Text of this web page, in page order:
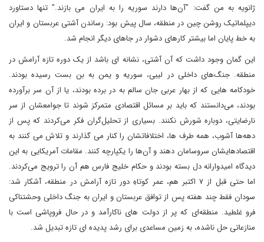
ژانویه به من گفت: "آن‌ها دارند سوریه را به ایران می بازند." تنها دستاورد
دیپلماتیک روشن چین در منطقه، سال پیش بود: رساندن آشتی عربستان و ایران
به خط پایان اما بیشتر کارهای دشوار در جاهای دیگر انجام شد.
این گمان وجود داشت که آن آشتی، نشانه ای باشد از یک دوره تازه آرامش در
منطقه‌. جنگ‌های داخلی در لیبی، سوریه و یمن به بن بست رسیده بودند.
خودکامه هایی که از بهار عربی جان سالم به در برده بودند، یا از آن سر برآورده
بودند، می‌دانستند که باید بر مسائل اقتصادی متمرکز شوند تا جوامعشان از سر
نارضایتی، دوباره شورش نکنند. بسیاری از تحلیل‌گران فکر می‌کردند که پس از
دهه‌ها آشوب، همه طرف ها، اختلافاتشان را کنار می گذارند و تلاش می کنند به
اقتصادهایشان سروسامان دهند و آن‌ها را یکپارچه کنند. مقامات آمریکایی به این
دیدگاه امیدوارانه دل بسته بودند و حکام خلیج فارس هم آن را ترویج می‌کردند.
اما حتی قبل از ۷ اکتبر هم، عمر کوتاهِ دور تازه آرامش در منطقه‌، آشکار شد:
سودان فقط چند هفته پس از توافق عربستان و ایران به جنگ داخلی وحشتناکی
فرو غلطید. منطقه‌ای که پر از دولت های ناکارآمد و در حال فروپاشی است با
منازعاتی حل ناشده، به زمین مساعدی برای رشد پدیده ای تازه تبدیل شد.